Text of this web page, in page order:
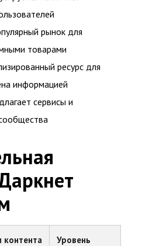
рынок для
товарами
ресурс для
информацией
сервисы и
контента
Уровень